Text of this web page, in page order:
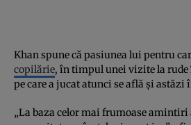
Khan spune că pasiunea lui pentru
copilărie, în timpul unei vizite la rude
pe care a jucat atunci se află și astăzi
„La baza celor mai frumoase amintiri